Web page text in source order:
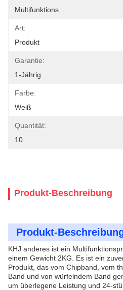
Multifunktions
Art:
Produkt
Garantie:
1-Jährig
Farbe:
Weiß
Quantität:
10
Produkt-Beschreibung
Produkt-
KHJ anderes ist ein
einem Gewicht 2KG. Es ist ein
Produkt, das vom Chipband, vom
Band und von würfelndem Band
um überlegene Leistung und 24-